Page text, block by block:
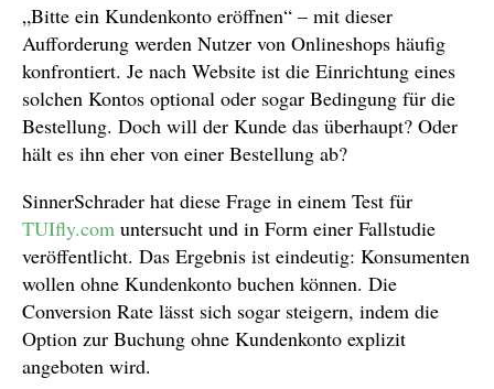
„Bitte ein Kundenkonto eröffnen“ – mit dieser
Aufforderung werden Nutzer von Onlineshops häufig
konfrontiert. Je nach Website ist die Einrichtung eines
solchen Kontos optional oder sogar Bedingung für die
Bestellung. Doch will der Kunde das überhaupt? Oder
hält es ihn eher von einer Bestellung ab?
SinnerSchrader hat diese Frage in einem Test für
TUIfly.com untersucht und in Form einer Fallstudie
veröffentlicht. Das Ergebnis ist eindeutig: Konsumenten
wollen ohne Kundenkonto buchen können. Die
Conversion Rate lässt sich sogar steigern, indem die
Option zur Buchung ohne Kundenkonto explizit
angeboten wird.